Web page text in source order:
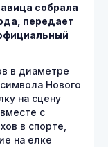
собрала
передает
в диаметре
Нового
на сцену
с
в спорте,
на елке